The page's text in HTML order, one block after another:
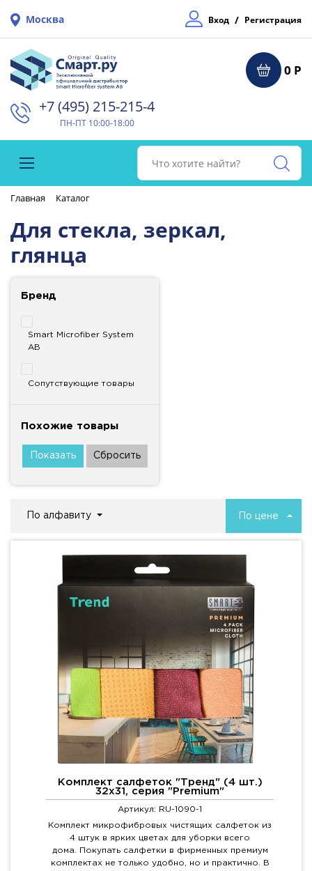
Москва Вход / Регистрация
0 Р
+7 (495) 215-215-4⁠
ПН-ПТ 10:00-18:00
Главная Каталог
Для стекла, зеркал,
глянца
Бренд
Smart Microfiber System
AB
Сопутствующие товары
Похожие товары
По алфавиту По цене
Комплект салфеток "Тренд" (4 шт.)
32х31, серия "Premium"
Артикул: RU-1090-1
Комплект микрофибровых чистящих салфеток из
4 штук в ярких цветах для уборки всего
дома. Покупать салфетки в фирменных премиум
комплектах не только удобно, но и практично. В